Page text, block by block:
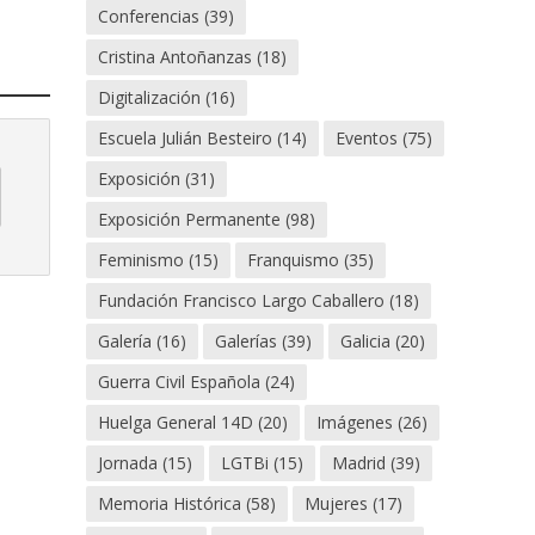
Conferencias (39)
Cristina Antoñanzas (18)
Digitalización (16)
Escuela Julián Besteiro (14) Eventos (75)
Exposición (31)
Exposición Permanente (98)
Feminismo (15) Franquismo (35)
Fundación Francisco Largo Caballero (18)
Galería (16) Galerías (39) Galicia (20)
Guerra Civil Española (24)
Huelga General 14D (20) Imágenes (26)
Jornada (15) LGTBi (15) Madrid (39)
Memoria Histórica (58) Mujeres (17)